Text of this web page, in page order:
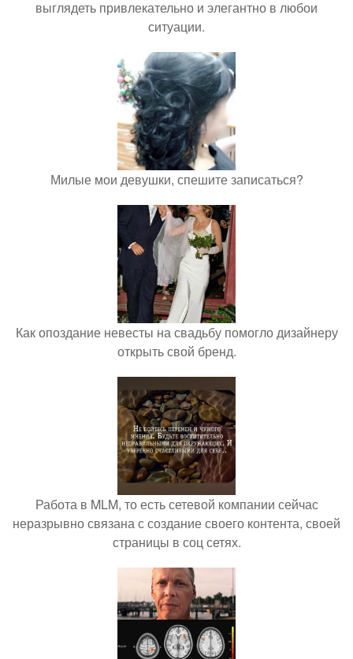
выглядеть привлекательно и элегантно в любои
ситуации.
Милые мои девушки, спешите записаться?
Как опоздание невесты на свадьбу помогло дизайнеру
открыть свой бренд.
Работа в MLM, то есть сетевой компании сейчас
неразрывно связана с создание своего контента, своей
страницы в соц сетях.